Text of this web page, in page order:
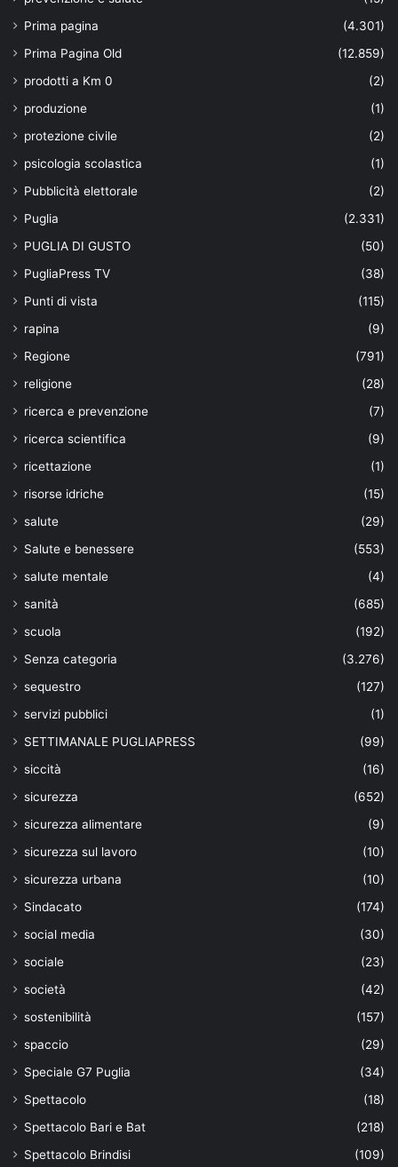
Prima pagina
(4.301)
Prima Pagina Old
(12.859)
prodotti a Km 0
(2)
produzione
(1)
protezione civile
(2)
psicologia scolastica
(1)
Pubblicità elettorale
(2)
Puglia
(2.331)
PUGLIA DI GUSTO
(50)
PugliaPress TV
(38)
Punti di vista
(115)
rapina
(9)
Regione
(791)
religione
(28)
ricerca e prevenzione
(7)
ricerca scientifica
(9)
ricettazione
(1)
risorse idriche
(15)
salute
(29)
Salute e benessere
(553)
salute mentale
(4)
sanità
(685)
scuola
(192)
Senza categoria
(3.276)
sequestro
(127)
servizi pubblici
(1)
SETTIMANALE PUGLIAPRESS
(99)
siccità
(16)
sicurezza
(652)
sicurezza alimentare
(9)
sicurezza sul lavoro
(10)
sicurezza urbana
(10)
Sindacato
(174)
social media
(30)
sociale
(23)
società
(42)
sostenibilità
(157)
spaccio
(29)
Speciale G7 Puglia
(34)
Spettacolo
(18)
Spettacolo Bari e Bat
(218)
Spettacolo Brindisi
(109)